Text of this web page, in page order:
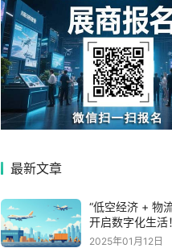
最新文章
“低空经济 + 物
开启数字化生活！
2025年01月12日